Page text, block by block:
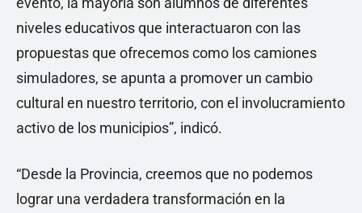
niveles educativos que interactuaron con las
propuestas que ofrecemos como los camiones
simuladores, se apunta a promover un cambio
cultural en nuestro territorio, con el involucramiento
activo de los municipios”, indicó.
“Desde la Provincia, creemos que no podemos
lograr una verdadera transformación en la